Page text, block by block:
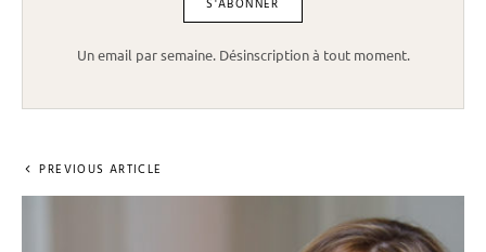
Un email par semaine. Désinscription à tout moment.
PREVIOUS ARTICLE